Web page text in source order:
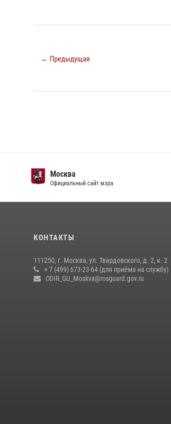
← Предыдущая
Москва
Официальный сайт мэра
КОНТАКТЫ
111250, г. Москва, ул. Твардовского, д. 2, к. 2
+ 7 (499) 673-23-64 (для приёма на службу)
ODIR_GU_Moskva@rosguard.gov.ru